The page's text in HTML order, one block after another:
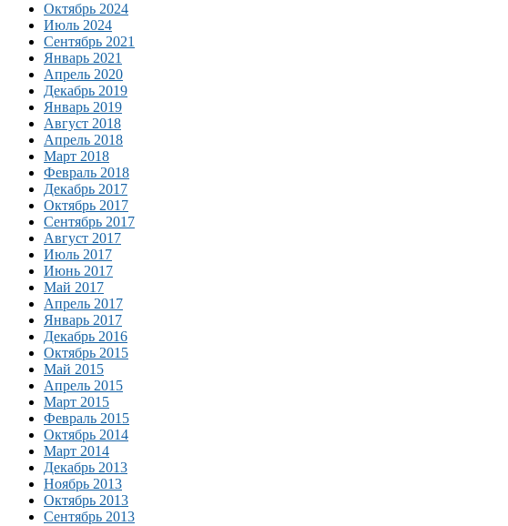
Октябрь 2024
Июль 2024
Сентябрь 2021
Январь 2021
Апрель 2020
Декабрь 2019
Январь 2019
Август 2018
Апрель 2018
Март 2018
Февраль 2018
Декабрь 2017
Октябрь 2017
Сентябрь 2017
Август 2017
Июль 2017
Июнь 2017
Май 2017
Апрель 2017
Январь 2017
Декабрь 2016
Октябрь 2015
Май 2015
Апрель 2015
Март 2015
Февраль 2015
Октябрь 2014
Март 2014
Декабрь 2013
Ноябрь 2013
Октябрь 2013
Сентябрь 2013